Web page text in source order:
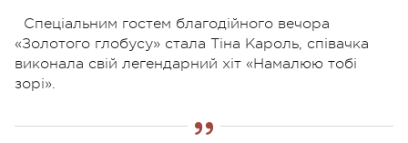
Спеціальним гостем благодійного вечора
«Золотого глобусу» стала Тіна Кароль, співачка
виконала свій легендарний хіт «Намалюю тобі
зорі».